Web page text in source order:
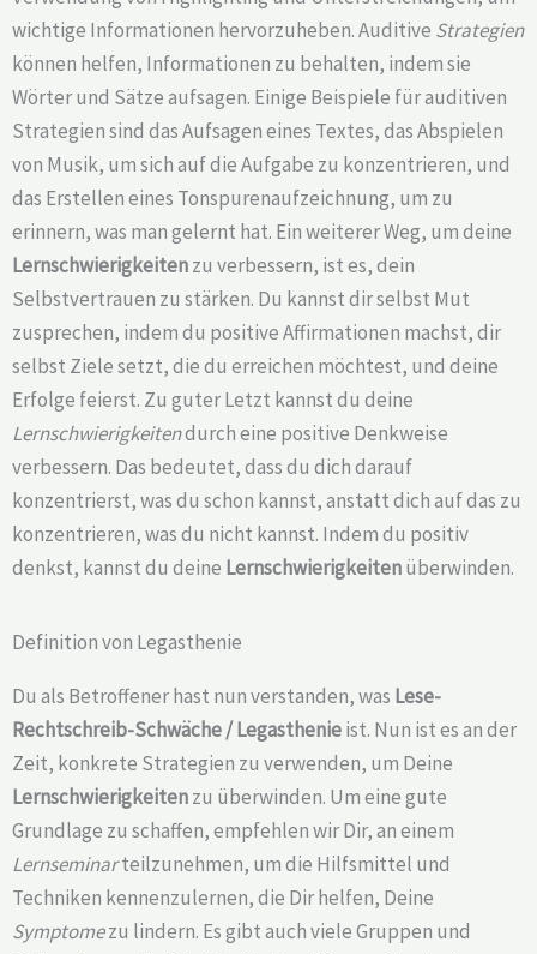
wichtige Informationen hervorzuheben. Auditive Strategien
können helfen, Informationen zu behalten, indem sie
Wörter und Sätze aufsagen. Einige Beispiele für auditiven
Strategien sind das Aufsagen eines Textes, das Abspielen
von Musik, um sich auf die Aufgabe zu konzentrieren, und
das Erstellen eines Tonspurenaufzeichnung, um zu
erinnern, was man gelernt hat. Ein weiterer Weg, um deine
Lernschwierigkeitenzu verbessern, ist es, dein
Selbstvertrauen zu stärken. Du kannst dir selbst Mut
zusprechen, indem du positive Affirmationen machst, dir
selbst Ziele setzt, die du erreichen möchtest, und deine
Erfolge feierst. Zu guter Letzt kannst du deine
Lernschwierigkeitendurch eine positive Denkweise
verbessern. Das bedeutet, dass du dich darauf
konzentrierst, was du schon kannst, anstatt dich auf das zu
konzentrieren, was du nicht kannst. Indem du positiv
denkst, kannst du deine Lernschwierigkeitenüberwinden.
Definition von Legasthenie
Du als Betroffener hast nun verstanden, was Lese-
Rechtschreib-Schwäche /Legasthenieist. Nun ist es an der
Zeit, konkrete Strategien zu verwenden, um Deine
Lernschwierigkeitenzu überwinden. Um eine gute
Grundlage zu schaffen, empfehlen wir Dir, an einem
Lernseminarteilzunehmen, um die Hilfsmittel und
Techniken kennenzulernen, die Dir helfen, Deine
Symptomezu lindern. Es gibt auch viele Gruppen und